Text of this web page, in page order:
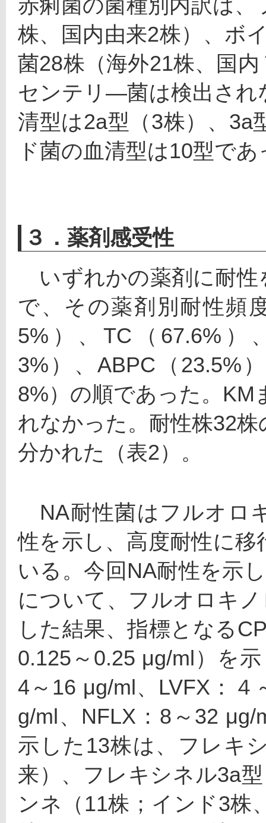
赤痢菌の菌種別内訳は
株、国内由来2株）、ボ
菌28株（海外21株、国
センテリ―菌は検出され
清型は2a型（3株）、3a
ド菌の血清型は10型で
３．薬剤感受性
いずれかの薬剤に耐性
で、その薬剤別耐性頻
5%）、TC（67.6%）
3%）、ABPC（23.5%
8%）の順であった。KM
れなかった。耐性株32
分かれた（表2）。
NA耐性菌はフルオロ
性を示し、高度耐性に
いる。今回NA耐性を示
について、フルオロキ
した結果、指標となる
0.125～0.25 μg/ml）を
4～16 μg/ml、LVFX：
g/ml、NFLX：8～32
示した13株は、フレキ
来）、フレキシネル3a
ンネ（11株；インド3株